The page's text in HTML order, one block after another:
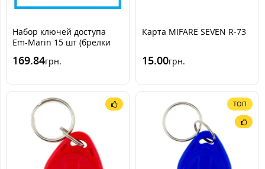
Набор ключей доступа
Em-Marin 15 шт (брелки
169.84грн.
Карта MIFARE SEVEN R-73
15.00грн.
ТОП